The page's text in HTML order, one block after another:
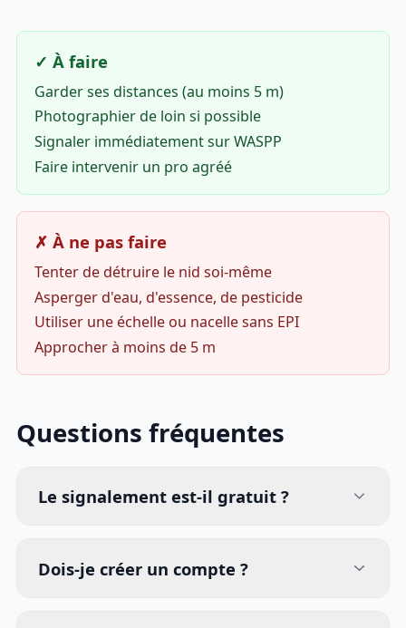
✓ À faire
Garder ses distances (au moins 5 m)
Photographier de loin si possible
Signaler immédiatement sur WASPP
Faire intervenir un pro agréé
✗ À ne pas faire
Tenter de détruire le nid soi-même
Asperger d'eau, d'essence, de pesticide
Utiliser une échelle ou nacelle sans EPI
Approcher à moins de 5 m
Questions fréquentes
Le signalement est-il gratuit ?
Dois-je créer un compte ?